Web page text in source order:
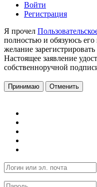
Войти
Регистрация
Я прочел
полностью и обязуюсь
желание
Настоящее заявление
собственноручной
Принимаю Отменить